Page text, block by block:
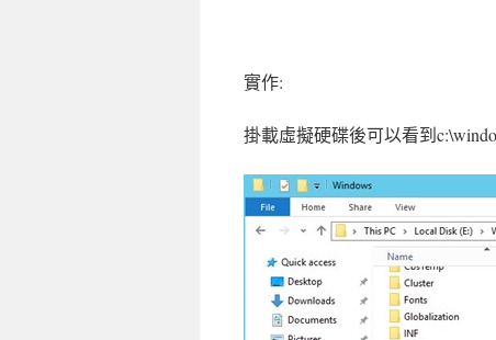
實作:
掛載虛擬硬碟後可以看到